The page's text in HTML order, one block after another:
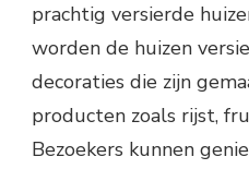
prachtig versierde
worden de huizen
decoraties die zijn
producten zoals rijst,
Bezoekers kunnen